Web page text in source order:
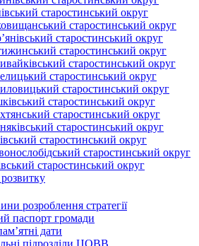
старостинський округ
старостинський округ
старостинський округ
старостинський округ
старостинський округ
старостинський округ
старостинський округ
старостинський округ
старостинський округ
старостинський округ
старостинський округ
старостинський округ
старостинський округ
розвитку
розроблення стратегії
паспорт громади
дати
підрозділи ЦОВВ